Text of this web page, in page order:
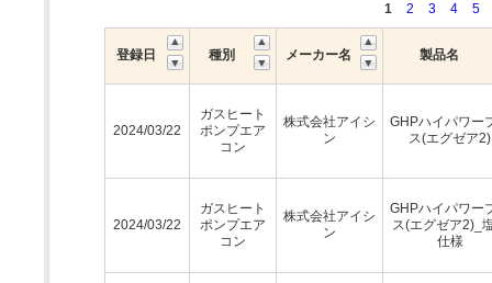
1
2 3 4 5
登録日 種別 メーカー名 製品名
2024/03/22
ガスヒート
ポンプエア
コン
株式会社アイシ
ン
GHPハイパワー
ス(エグゼア2)
2024/03/22
ガスヒート
ポンプエア
コン
株式会社アイシ
ン
GHPハイパワー
ス(エグゼア2)_
仕様